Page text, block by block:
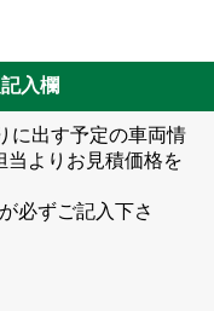
入欄
に出す予定の車両情
当よりお見積価格を
必ずご記入下さ